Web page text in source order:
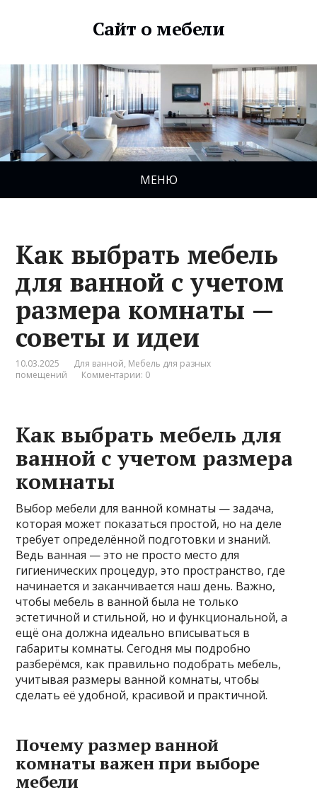
Сайт о мебели
МЕНЮ
Как выбрать мебель
для ванной с учетом
размера комнаты —
советы и идеи
10.03.2025 Для ванной, Мебель для разных
помещений
Комментарии: 0
Как выбрать мебель для
ванной с учетом размера
комнаты
Выбор мебели для ванной комнаты — задача,
которая может показаться простой, но на деле
требует определённой подготовки и знаний.
Ведь ванная — это не просто место для
гигиенических процедур, это пространство, где
начинается и заканчивается наш день. Важно,
чтобы мебель в ванной была не только
эстетичной и стильной, но и функциональной, а
ещё она должна идеально вписываться в
габариты комнаты. Сегодня мы подробно
разберёмся, как правильно подобрать мебель,
учитывая размеры ванной комнаты, чтобы
сделать её удобной, красивой и практичной.
Почему размер ванной
комнаты важен при выборе
мебели